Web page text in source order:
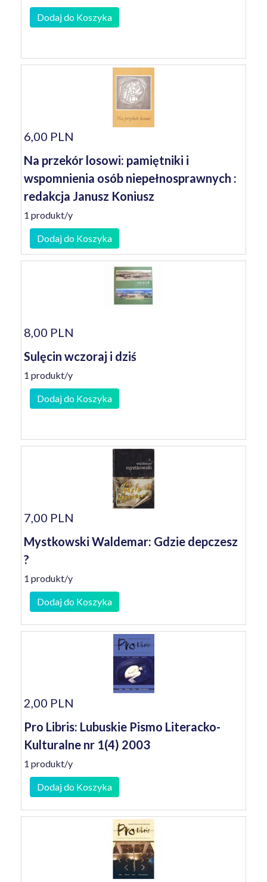
Dodaj do Koszyka
6,00 PLN
Na przekór losowi: pamiętniki i
wspomnienia osób niepełnosprawnych :
redakcja Janusz Koniusz
1 produkt/y
Dodaj do Koszyka
8,00 PLN
Sulęcin wczoraj i dziś
1 produkt/y
Dodaj do Koszyka
7,00 PLN
Mystkowski Waldemar: Gdzie depczesz
?
1 produkt/y
Dodaj do Koszyka
2,00 PLN
Pro Libris: Lubuskie Pismo Literacko-
Kulturalne nr 1(4) 2003
1 produkt/y
Dodaj do Koszyka